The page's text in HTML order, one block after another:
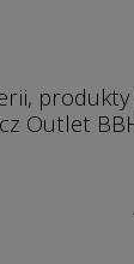
Outlet